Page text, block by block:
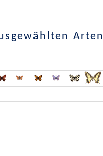
Arten